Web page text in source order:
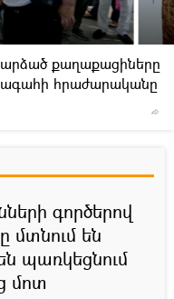
քաղաքացիները
հրաժարականը
գործերով
մտնում են
պառկեցնում
մոտ